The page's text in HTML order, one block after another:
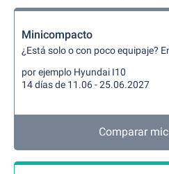
Minicompacto
¿Está solo o con poco equipaje?
por ejemplo Hyundai I10
14 días de 11.06 - 25.06.2027
Comparar